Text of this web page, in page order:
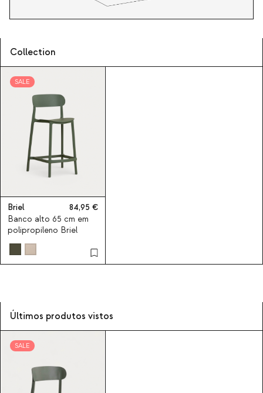
Collection
SALE
Briel
84,95
Banco alto 65 cm em
polipropileno Briel
Últimos produtos vistos
SALE